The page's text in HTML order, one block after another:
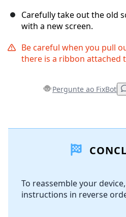
Carefully take out the old
with a new screen.
Be careful when you pull
there is a ribbon attached
Pergunte ao FixBot
To reassemble your
instructions in reverse